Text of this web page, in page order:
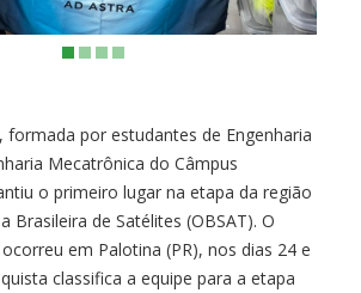
formada por estudantes de Engenharia
Mecatrônica do Câmpus
o primeiro lugar na etapa da região
Brasileira de Satélites (OBSAT). O
em Palotina (PR), nos dias 24 e
classifica a equipe para a etapa